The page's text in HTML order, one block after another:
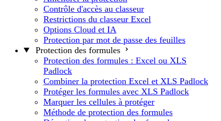
Contrôle d'accès au classeur
Restrictions du classeur Excel
Options Cloud et IA
Protection par mot de passe des feuilles
Protection des formules
Protection des formules : Excel ou XLS
Padlock
Combiner la protection Excel et XLS Padlock
Protéger les formules avec XLS Padlock
Marquer les cellules à protéger
Méthode de protection des formules